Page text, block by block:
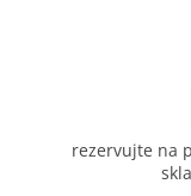
rezervujte na